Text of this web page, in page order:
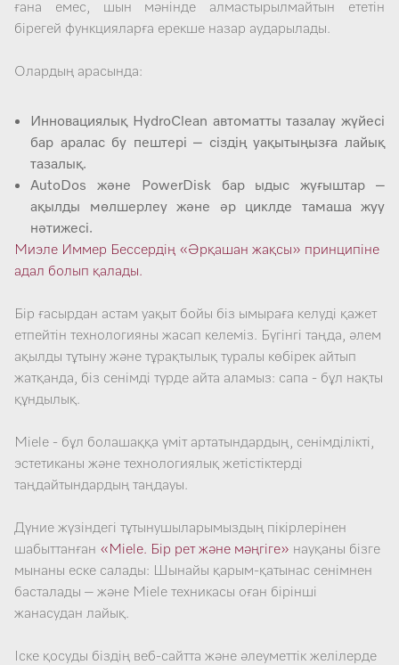
ғана емес, шын мәнінде алмастырылмайтын ететін
бірегей функцияларға ерекше назар аударылады.
Олардың арасында:
Инновациялық HydroClean автоматты тазалау жүйесі
бар аралас бу пештері – сіздің уақытыңызға лайық
тазалық.
AutoDos және PowerDisk бар ыдыс жуғыштар –
ақылды мөлшерлеу және әр циклде тамаша жуу
нәтижесі.
Миэле Иммер Бессердің «Әрқашан жақсы» принципіне
адал болып қалады.
Бір ғасырдан астам уақыт бойы біз ымыраға келуді қажет
етпейтін технологияны жасап келеміз. Бүгінгі таңда, әлем
ақылды тұтыну және тұрақтылық туралы көбірек айтып
жатқанда, біз сенімді түрде айта аламыз: сапа - бұл нақты
құндылық.
Miele - бұл болашаққа үміт артатындардың, сенімділікті,
эстетиканы және технологиялық жетістіктерді
таңдайтындардың таңдауы.
Дүние жүзіндегі тұтынушыларымыздың пікірлерінен
шабыттанған «Miele. Бір рет және мәңгіге» науқаны бізге
мынаны еске салады: Шынайы қарым-қатынас сенімнен
басталады – және Miele техникасы оған бірінші
жанасудан лайық.
Іске қосуды біздің веб-сайтта және әлеуметтік желілерде